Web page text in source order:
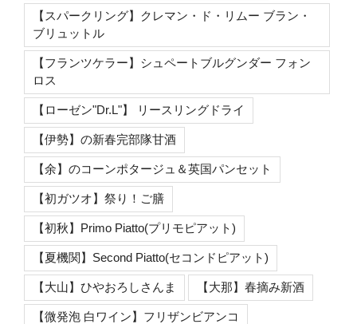
【スパークリング】クレマン・ド・リムー ブラン・
ブリュットル
【フランツケラー】シュペートブルグンダー フォン
ロス
【ローゼン"Dr.L"】 リースリングドライ
【伊勢】の新春完部隊甘酒
【余】のコーンポタージュ＆英国パンセット
【初ガツオ】祭り！ご膳
【初秋】Primo Piatto(プリモピアット)
【夏機関】Second Piatto(セコンドピアット)
【大山】ひやおろしさんま 【大那】春摘み新酒
【微発泡 白ワイン】フリザンビアンコ